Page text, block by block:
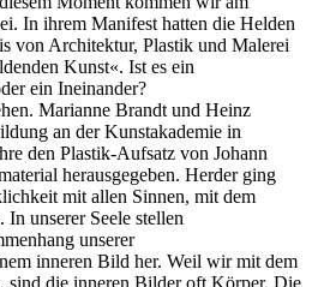
In ihrem Manifest hatten die Helden
von Architektur, Plastik und Malerei
Kunst«. Ist es ein
ein Ineinander?
Marianne Brandt und Heinz
an der Kunstakademie in
den Plastik-Aufsatz von Johann
herausgegeben. Herder ging
mit allen Sinnen, mit dem
unserer Seele stellen
unserer
inneren Bild her. Weil wir mit dem
sind die inneren Bilder oft Körper. Die